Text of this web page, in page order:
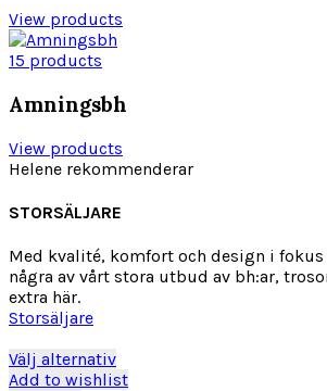
View products
15 products
Amningsbh
View products
Helene rekommenderar
STORSÄLJARE
Med kvalité, komfort och design i
några av vårt stora utbud av bh:ar,
extra här.
Storsäljare
Välj alternativDen
här
Add to wishlist